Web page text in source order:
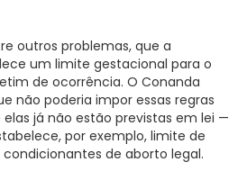
outros problemas, que a
um limite gestacional para o
de ocorrência. O Conanda
não poderia impor essas regras
já não estão previstas em lei —
por exemplo, limite de
de aborto legal.